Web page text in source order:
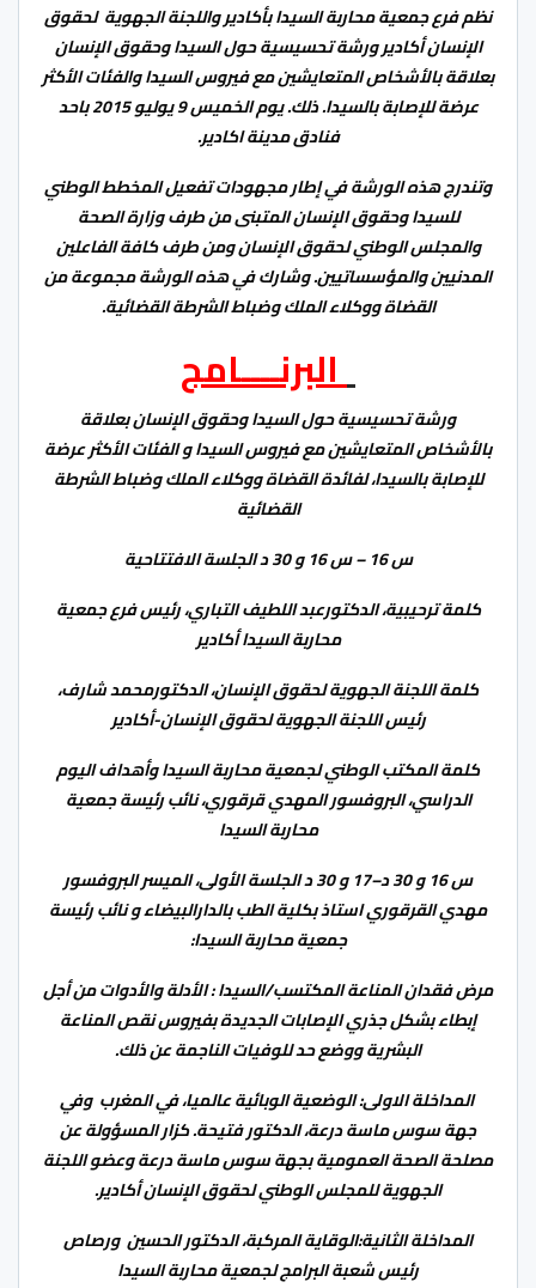
نظم فرع جمعية محاربة السيدا بأكادير واللجنة الجهوية لحقوق
الإنسان أكادير ورشة تحسيسية حول السيدا وحقوق الإنسان
بعلاقة بالأشخاص المتعايشين مع فيروس السيدا والفئات الأكثر
عرضة للإصابة بالسيدا. ذلك. يوم الخميس 9 يوليو 2015 باحد
فنادق مدينة اكادير.
وتندرج هذه الورشة في إطار مجهودات تفعيل المخطط الوطني
للسيدا وحقوق الإنسان المتبنى من طرف وزارة الصحة
والمجلس الوطني لحقوق الإنسان ومن طرف كافة الفاعلين
المدنيين والمؤسساتيين. وشارك في هذه الورشة مجموعة من
القضاة ووكلاء الملك وضباط الشرطة القضائية.
البرنــــامج
ورشة تحسيسية حول السيدا وحقوق الإنسان بعلاقة
بالأشخاص المتعايشين مع فيروس السيدا و الفئات الأكثر عرضة
للإصابة بالسيدا، لفائدة القضاة ووكلاء الملك وضباط الشرطة
القضائية
س 16 – س 16 و 30 د الجلسة الافتتاحية
كلمة ترحيبية، الدكتورعبد اللطيف التباري، رئيس فرع جمعية
محاربة السيدا أكادير
كلمة اللجنة الجهوية لحقوق الإنسان، الدكتورمحمد شارف،
رئيس اللجنة الجهوية لحقوق الإنسان-أكادير
كلمة المكتب الوطني لجمعية محاربة السيدا وأهداف اليوم
الدراسي، البروفسور المهدي قرقوري، نائب رئيسة جمعية
محاربة السيدا
س 16 و 30 د–17 و 30 د الجلسة الأولى، الميسر البروفسور
مهدي القرقوري استاذ بكلية الطب بالدارالبيضاء و نائب رئيسة
جمعية محاربة السيدا:
مرض فقدان المناعة المكتسب/السيدا : الأدلة والأدوات من أجل
إبطاء بشكل جذري الإصابات الجديدة بفيروس نقص المناعة
البشرية ووضع حد للوفيات الناجمة عن ذلك.
المداخلة الاولى: الوضعية الوبائية عالميا، في المغرب وفي
جهة سوس ماسة درعة، الدكتور فتيحة. كزار المسؤولة عن
مصلحة الصحة العمومية بجهة سوس ماسة درعة وعضو اللجنة
الجهوية للمجلس الوطني لحقوق الإنسان أكادير.
المداخلة الثانية:الوقاية المركبة، الدكتور الحسين ورصاص
رئيس شعبة البرامج لجمعية محاربة السيدا